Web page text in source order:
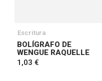
Escritura
BOLÍGRAFO DE
WENGUE RAQUELLE
1,03 €